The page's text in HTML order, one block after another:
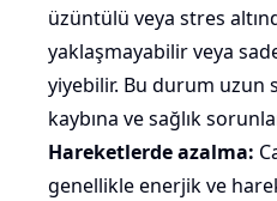
üzüntülü veya stres
yaklaşmayabilir veya
yiyebilir. Bu durum uzun
kaybına ve sağlık
Hareketlerde azalma:
genellikle enerjik ve